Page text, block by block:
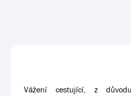
Vážení cestující, z